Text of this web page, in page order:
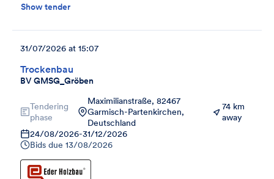
Show tender
Trockenbau
BV GMSG_Gröben
31/07/2026 at 15:07
Tendering
phase
Maximilianstraße, 82467
Garmisch-Partenkirchen,
Deutschland
74 km
away
24/08/2026-31/12/2026
Bids due 13/08/2026